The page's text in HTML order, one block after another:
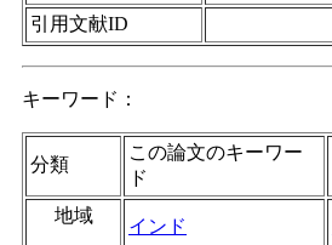
引用文献ID
キーワード：
分類
この論文のキーワー
ド
地域
インド